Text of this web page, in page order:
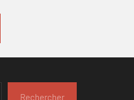
Rechercher